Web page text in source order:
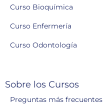
Curso Bioquímica
Curso Enfermería
Curso Odontología
Sobre los Cursos
Preguntas más